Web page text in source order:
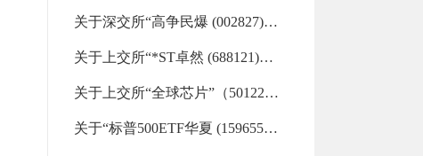
关于深交所“高争民爆 (002827)”“欣天科技 (300615)”重点监控证券交易的风险提示（2026-08-06 17:58:45.0)
关于上交所“*ST卓然 (688121)”等重点监控证券交易的风险提示（2026-08-06 16:34:11.0)
关于上交所“全球芯片”（501225）重点监控证券交易的风险提示（2026-08-06 16:33:01.0)
关于“标普500ETF华夏 (159655)”“标普信息科技LOF (161128)”等29支重点监控证券交易的风险提示（2026-08-06 16:32:19.0)